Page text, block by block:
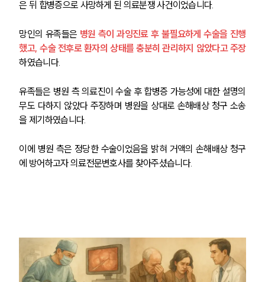
은 뒤 합병증으로 사망하게 된 의료분쟁 사건이었습니다.
망인의 유족들은 병원 측이 과잉진료 후 불필요하게 수술을 진행
했고, 수술 전후로 환자의 상태를 충분히 관리하지 않았다고 주장
하였습니다.
유족들은 병원 측 의료진이 수술 후 합병증 가능성에 대한 설명의
무도 다하지 않았다 주장하며 병원을 상대로 손해배상 청구 소송
을 제기하였습니다.
이에 병원 측은 정당한 수술이었음을 밝혀 거액의 손해배상 청구
에 방어하고자 의료전문변호사를 찾아주셨습니다.